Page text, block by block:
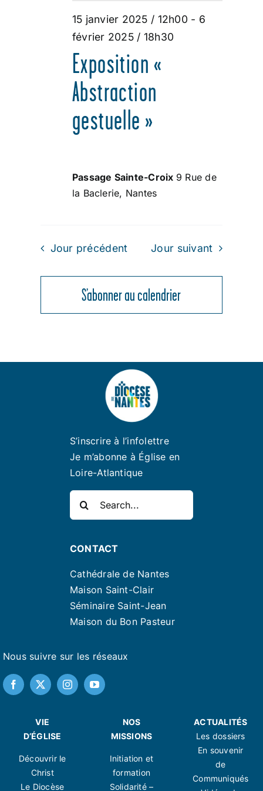
2025
Exposition «
Abstraction
gestuelle »
15 janvier 2025 / 12h00 - 6
février 2025 / 18h30
Passage Sainte-Croix 9 Rue de
la Baclerie, Nantes
Jour précédent Jour suivant
S’abonner au calendrier
S’inscrire à l’infolettre
Je m’abonne à Église en
Loire-Atlantique
Rechercher:
Nous suivre sur les réseaux
CONTACT
Cathédrale de Nantes
Maison Saint-Clair
Séminaire Saint-Jean
Maison du Bon Pasteur
VIE
D’ÉGLISE
Découvrir le
Christ
Le Diocèse
NOS
MISSIONS
Initiation et
formation
Solidarité –
ACTUALITÉS
Les dossiers
En souvenir
de
Communiqués